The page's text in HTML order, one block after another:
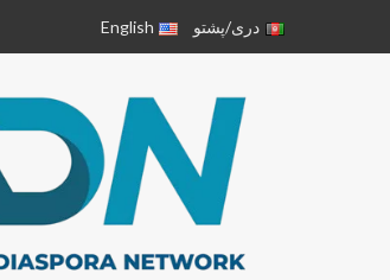
دری/پشتو English